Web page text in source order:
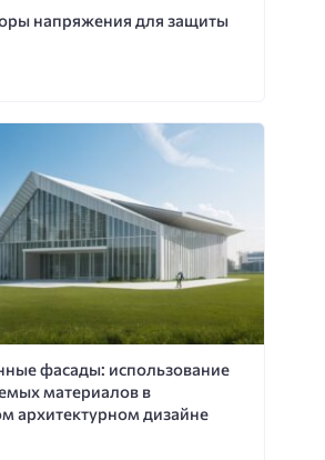
напряжения для защиты
фасады: использование
материалов в
архитектурном дизайне